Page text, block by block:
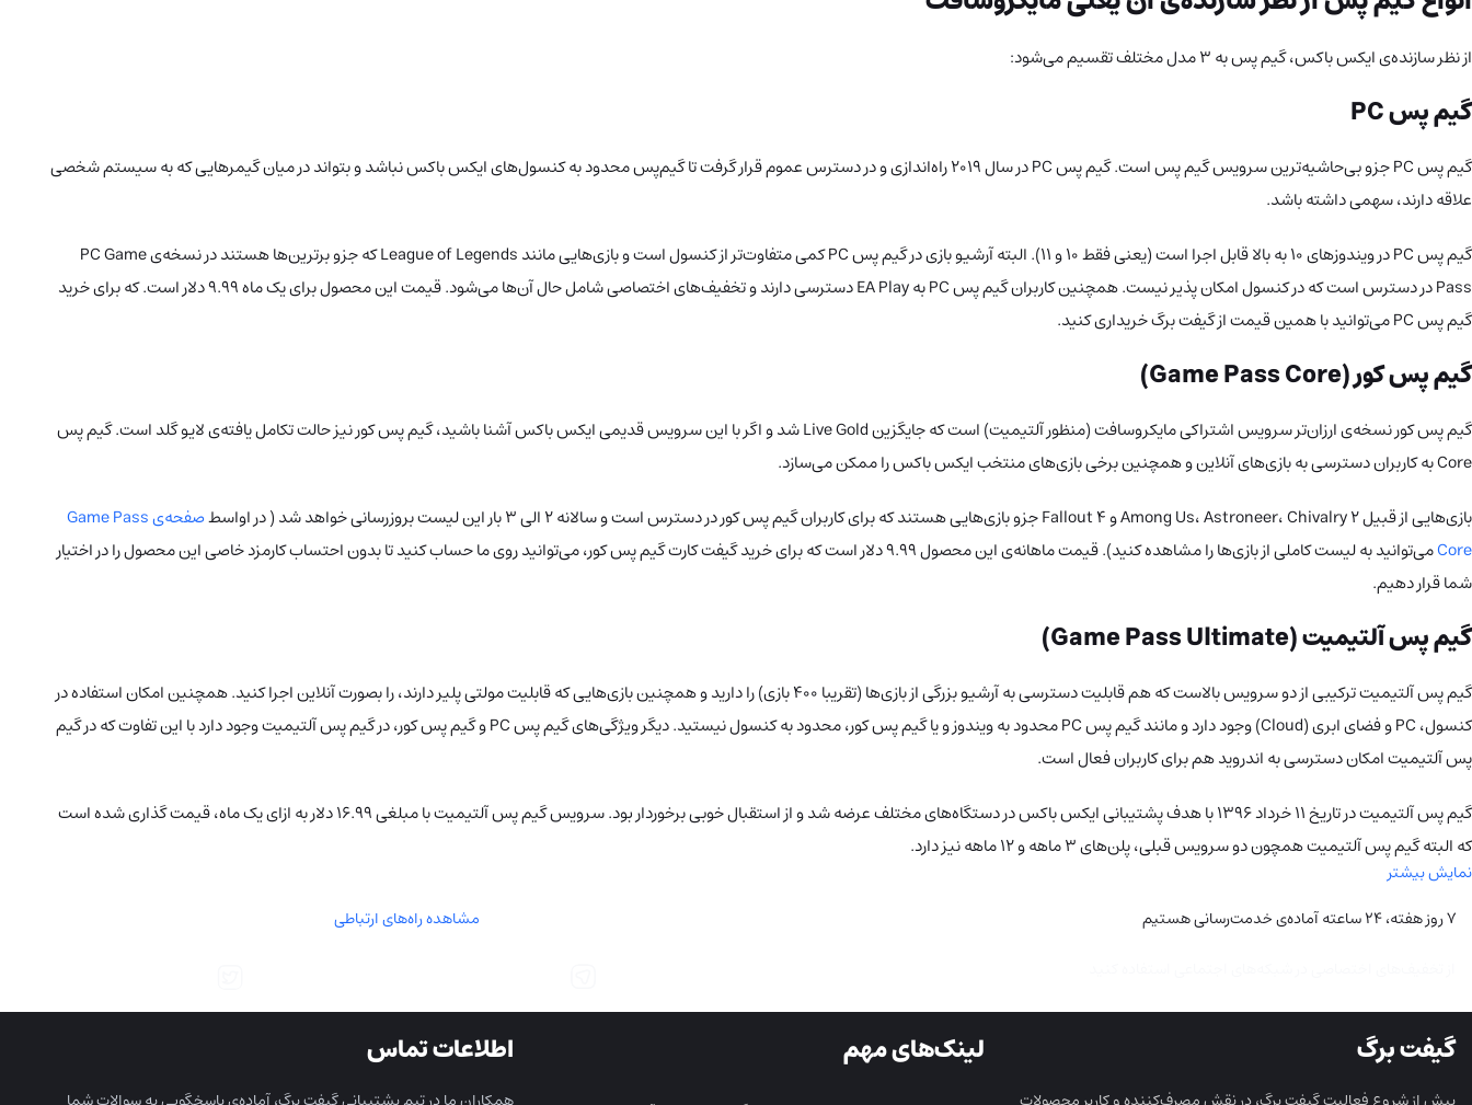
از نظر سازنده‌ی ایکس باکس، گیم پس به ۳ مدل مختلف تقسیم می‌شود:
گیم پس PC
گیم پس PC جزو بی‌حاشیه‌ترین سرویس گیم پس است. گیم پس PC در سال ۲۰۱۹ راه‌اندازی و در دسترس عموم قرار گرفت تا گیم‌پس محدود به کنسول‌های ایکس باکس نباشد و بتواند در میان گیمرهایی که به سیستم شخصی
علاقه دارند، سهمی داشته باشد.
گیم پس PC در ویندوز‌های ۱۰ به بالا قابل اجرا است (یعنی فقط ۱۰ و ۱۱). البته آرشیو بازی در گیم پس PC کمی متفاوت‌تر از کنسول است و بازی‌هایی مانند League of Legends که جزو برترین‌ها هستند در نسخه‌ی PC Game
Pass در دسترس است که در کنسول امکان پذیر نیست. همچنین کاربران گیم پس PC به EA Play دسترسی دارند و تخفیف‌های اختصاصی شامل حال آن‌ها می‌شود. قیمت این محصول برای یک ماه ۹.۹۹ دلار است. که برای خرید
گیم پس PC می‌توانید با همین قیمت از گیفت برگ خریداری کنید.
گیم پس کور (Game Pass Core)
گیم پس کور نسخه‌ی ارزان‌تر سرویس اشتراکی مایکروسافت (منظور آلتیمیت) است که جایگزین Live Gold شد و اگر با این سرویس قدیمی ایکس باکس آشنا باشید، گیم پس کور نیز حالت تکامل یافته‌ی لایو گلد است. گیم پس
Core به کاربران دسترسی به بازی‌های آنلاین و همچنین برخی بازی‌های منتخب ایکس باکس را ممکن می‌سازد.
بازی‌هایی از قبیل Among Us، Astroneer، Chivalry 2 و Fallout 4 جزو بازی‌هایی هستند که برای کاربران گیم پس کور در دسترس است و سالانه ۲ الی ۳ بار این لیست بروزرسانی خواهد شد ( در اواسط
صفحه‌ی Game Pass
Core
می‌توانید به لیست کاملی از بازی‌ها را مشاهده کنید). قیمت ماهانه‌ی این محصول ۹.۹۹ دلار است که برای خرید گیفت کارت گیم پس کور، می‌توانید روی ما حساب کنید تا بدون احتساب کارمزد خاصی این محصول را در اختیار
شما قرار دهیم.
گیم پس آلتیمیت (Game Pass Ultimate)
گیم پس آلتیمیت ترکیبی از دو سرویس بالاست که هم قابلیت دسترسی به آرشیو بزرگی از بازی‌ها (تقریبا ۴۰۰ بازی) را دارید و همچنین بازی‌هایی که قابلیت مولتی پلیر دارند، را بصورت آنلاین اجرا کنید. همچنین امکان استفاده در
کنسول، PC و فضای ابری (Cloud) وجود دارد و مانند گیم پس PC محدود به ویندوز و یا گیم پس کور، محدود به کنسول نیستید. دیگر ویژگی‌های گیم پس PC و گیم پس کور، در گیم پس آلتیمیت وجود دارد با این تفاوت که در گیم
پس آلتیمیت امکان دسترسی به اندروید هم برای کاربران فعال است.
گیم پس آلتیمیت در تاریخ ۱۱ خرداد ۱۳۹۶ با هدف پشتیبانی ایکس باکس در دستگاه‌های مختلف عرضه شد و از استقبال خوبی برخوردار بود. سرویس گیم پس آلتیمیت با مبلغی ۱۶.۹۹ دلار به ازای یک ماه، قیمت گذاری شده است
که البته گیم پس آلتیمیت همچون دو سرویس قبلی، پلن‌های ۳ ماهه و ۱۲ ماهه نیز دارد.
نمایش بیشتر
۷ روز هفته، ۲۴ ساعته آماده‌ی خدمت‌رسانی هستیم
مشاهده راه‌های ارتباطی
گیفت برگ لینک‌های مهم اطلاعات تماس